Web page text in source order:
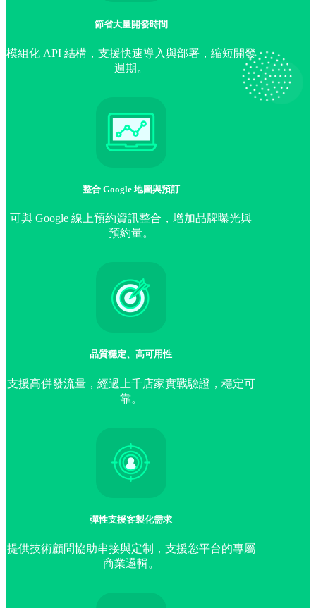
節省大量開發時間
模組化 API 結構，支援快速導入與部署，縮短開發
週期。
整合 Google 地圖與預訂
可與 Google 線上預約資訊整合，增加品牌曝光與
預約量。
品質穩定、高可用性
支援高併發流量，經過上千店家實戰驗證，穩定可
靠。
彈性支援客製化需求
提供技術顧問協助串接與定制，支援您平台的專屬
商業邏輯。